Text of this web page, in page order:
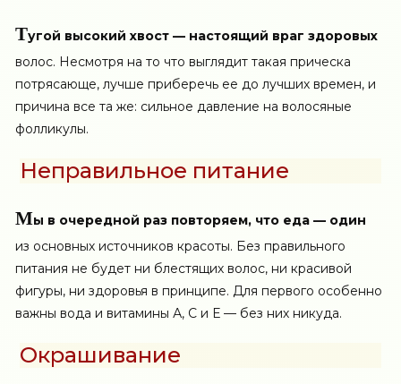
Тугой высокий хвост — настоящий враг здоровых
волос. Несмотря на то что выглядит такая прическа
потрясающе, лучше приберечь ее до лучших времен, и
причина все та же: сильное давление на волосяные
фолликулы.
Неправильное питание
Мы в очередной раз повторяем, что еда — один
из основных источников красоты. Без правильного
питания не будет ни блестящих волос, ни красивой
фигуры, ни здоровья в принципе. Для первого особенно
важны вода и витамины А, С и Е — без них никуда.
Окрашивание